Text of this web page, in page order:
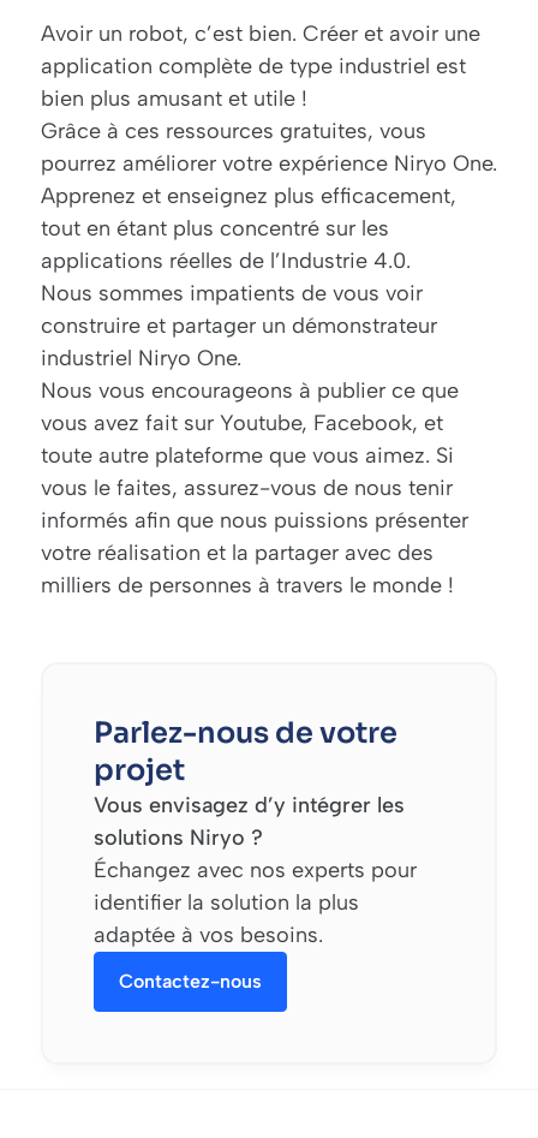
Avoir un robot, c’est bien. Créer et avoir une
application complète de type industriel est
bien plus amusant et utile !
Grâce à ces ressources gratuites, vous
pourrez améliorer votre expérience Niryo One.
Apprenez et enseignez plus efficacement,
tout en étant plus concentré sur les
applications réelles de l’Industrie 4.0.
Nous sommes impatients de vous voir
construire et partager un démonstrateur
industriel Niryo One.
Nous vous encourageons à publier ce que
vous avez fait sur Youtube, Facebook, et
toute autre plateforme que vous aimez. Si
vous le faites, assurez-vous de nous tenir
informés afin que nous puissions présenter
votre réalisation et la partager avec des
milliers de personnes à travers le monde !
Parlez-nous de votre
projet
Vous envisagez d’y intégrer les
solutions Niryo ?
Échangez avec nos experts pour
identifier la solution la plus
adaptée à vos besoins.
Contactez-nous